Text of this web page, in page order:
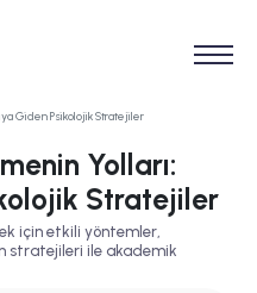
Giden Psikolojik Stratejiler
Yolları:
Stratejiler
için etkili yöntemler,
stratejileri ile akademik